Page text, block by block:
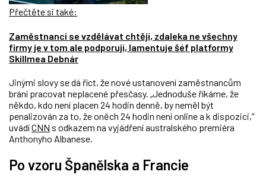
Přečtěte si také:
Zaměstnanci se vzdělávat chtějí, zdaleka ne všechny
firmy je v tom ale podporují, lamentuje šéf platformy
Skillmea Debnár
Jinými slovy se dá říct, že nové ustanovení zaměstnancům
brání pracovat neplacené přesčasy. „Jednoduše říkáme, že
někdo, kdo není placen 24 hodin denně, by neměl být
penalizován za to, že oněch 24 hodin není online a k dispozici,“
uvádíCNN s odkazem na vyjádření australského premiéra
Anthonyho Albanese.
Po vzoru Španělska a Francie